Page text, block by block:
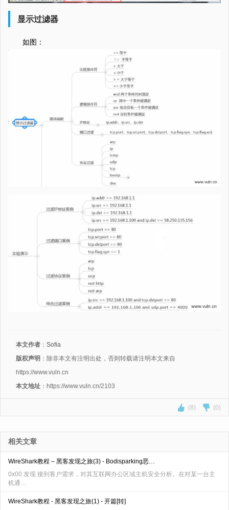
显示过滤器
如图：
本文作者 ： Sofia
版权声明 ：除非本文有注明出处，否则转载请注明本文来自
https://www.vuln.cn
本文地址 ：https://www.vuln.cn/2103
(8) (0)
相关文章
WireShark教程 – 黑客发现之旅(3) - Bodisparking恶…
0x00 发现 接到客户需求，对其互联网办公区域主机安全分析。在对某一台主
机通…
WireShark教程 - 黑客发现之旅(1) - 开篇[转]